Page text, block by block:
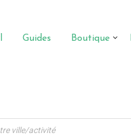
Guides Boutique